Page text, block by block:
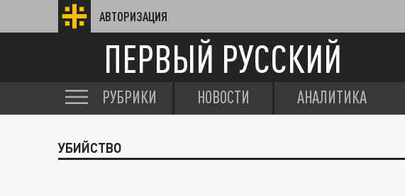
АВТОРИЗАЦИЯ
ПЕРВЫЙ РУССКИЙ
РУБРИКИ НОВОСТИ АНАЛИТИКА
УБИЙСТВО